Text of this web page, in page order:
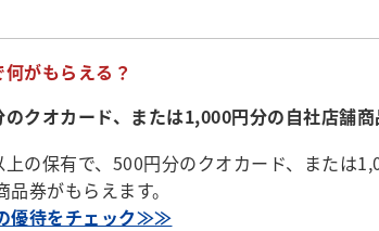
がもらえる？
クオカード、または1,000円分の自社店舗
の保有で、500円分のクオカード、または
品券がもらえます。
優待をチェック≫≫